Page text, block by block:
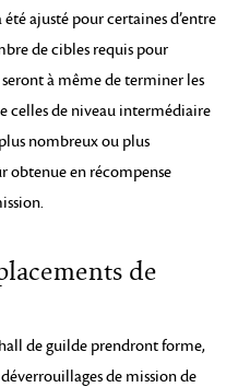
ajusté pour certaines d’entre
de cibles requis pour
seront à même de terminer les
celles de niveau intermédiaire
nombreux ou plus
obtenue en récompense
de
de guilde prendront forme,
de mission de